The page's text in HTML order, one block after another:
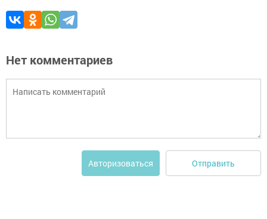
Нет комментариев
Авторизоваться Отправить